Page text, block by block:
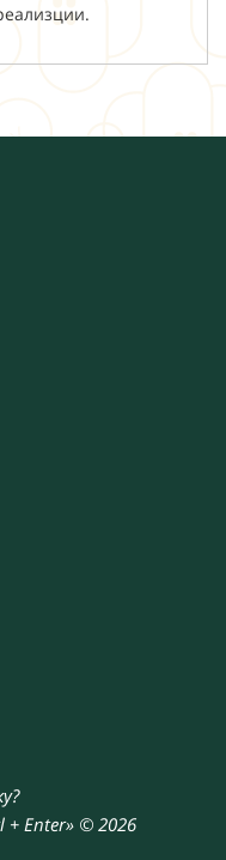
Enter» © 2026